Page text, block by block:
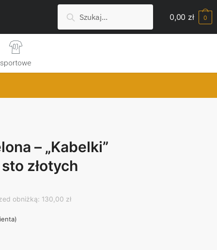
0,00 zł 0
Search
sportowe
– „Kabelki”
złotych
obniżką: 130,00 zł